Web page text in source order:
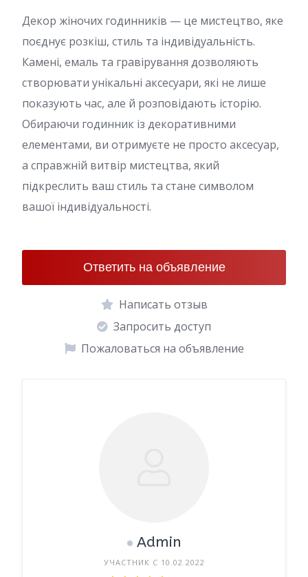
Декор жіночих годинників — це мистецтво, яке
поєднує розкіш, стиль та індивідуальність.
Камені, емаль та гравірування дозволяють
створювати унікальні аксесуари, які не лише
показують час, але й розповідають історію.
Обираючи годинник із декоративними
елементами, ви отримуєте не просто аксесуар,
а справжній витвір мистецтва, який
підкреслить ваш стиль та стане символом
вашої індивідуальності.
Ответить на объявление
Написать отзыв
Запросить доступ
Пожаловаться на объявление
Admin
УЧАСТНИК С 10.02.2022